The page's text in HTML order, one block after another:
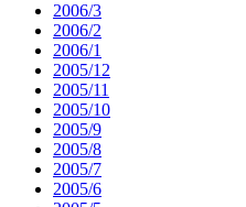
2006/3
2006/2
2006/1
2005/12
2005/11
2005/10
2005/9
2005/8
2005/7
2005/6